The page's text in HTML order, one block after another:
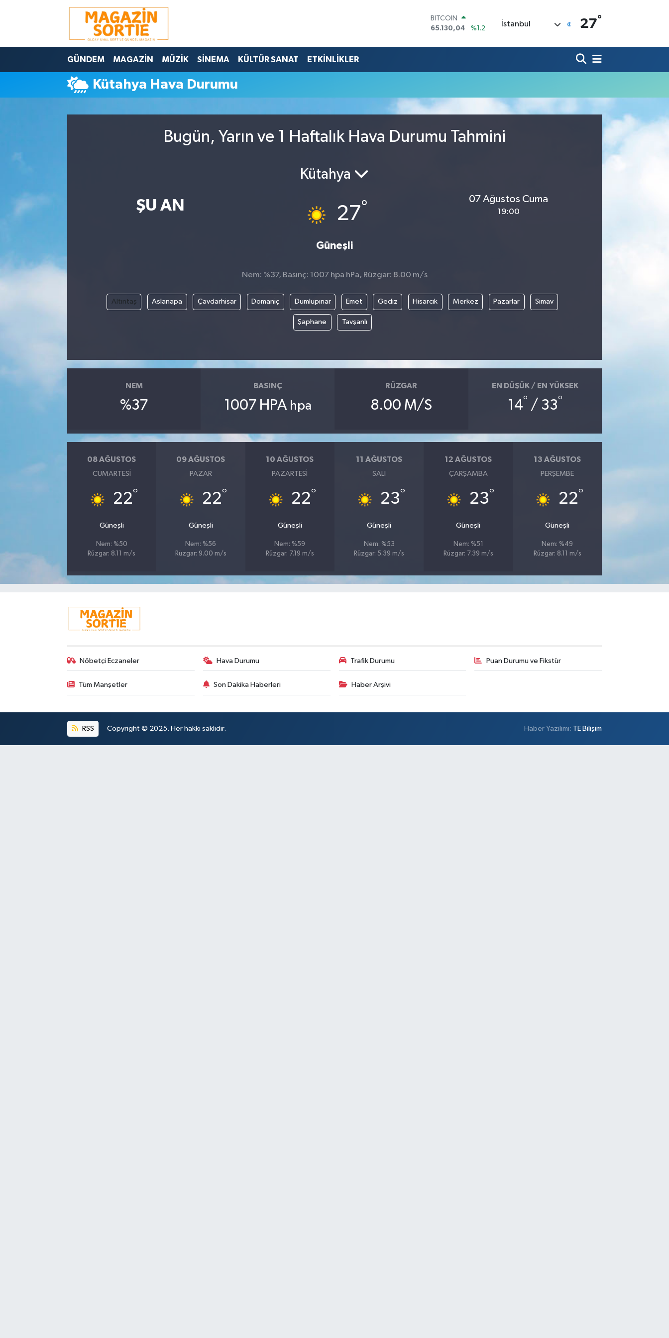
BITCOIN
65.130,04
%1.2
47,7106
%0.17
GRAM ALTIN
6648.99
İstanbul 27°
GÜNDEM MAGAZİN MÜZİK SİNEMA KÜLTÜR SANAT ETKİNLİKLER
Kütahya Hava Durumu
Bugün, Yarın ve 1 Haftalık Hava Durumu Tahmini
ŞU AN
Kütahya
27°
Güneşli
07 Ağustos Cuma
19:00
Nem: %37, Basınç: 1007 hpa hPa, Rüzgar: 8.00 m/s
Altıntaş Aslanapa Çavdarhisar Domaniç Dumlupınar Emet Gediz Hisarcık Merkez Pazarlar Simav
Şaphane Tavşanlı
NEM
%37
BASINÇ
1007 HPA hpa
RÜZGAR
8.00 M/S
EN DÜŞÜK / EN YÜKSEK
14° / 33°
08 AĞUSTOS
CUMARTESI
22°
Güneşli
Nem: %50
Rüzgar: 8.11 m/s
09 AĞUSTOS
PAZAR
22°
Güneşli
Nem: %56
Rüzgar: 9.00 m/s
10 AĞUSTOS
PAZARTESI
22°
Güneşli
Nem: %59
Rüzgar: 7.19 m/s
11 AĞUSTOS
SALI
23°
Güneşli
Nem: %53
Rüzgar: 5.39 m/s
12 AĞUSTOS
ÇARŞAMBA
23°
Güneşli
Nem: %51
Rüzgar: 7.39 m/s
13 AĞUSTOS
PERŞEMBE
22°
Güneşli
Nem: %49
Rüzgar: 8.11 m/s
Nöbetçi Eczaneler Hava Durumu Trafik Durumu Puan Durumu ve Fikstür
Tüm Manşetler Son Dakika Haberleri Haber Arşivi
RSS Copyright © 2025. Her hakkı saklıdır. Haber Yazılımı: TE Bilişim
Nöbetçi Eczaneler
Hava Durumu
Trafik Durumu
Süper Lig Puan Durumu ve Fikstür